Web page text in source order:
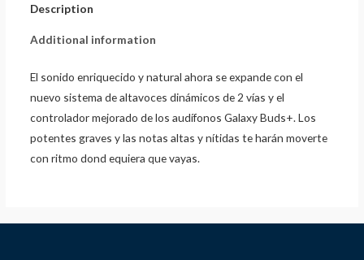
Description
Additional information
El sonido enriquecido y natural ahora se expande con el
nuevo sistema de altavoces dinámicos de 2 vías y el
controlador mejorado de los audífonos Galaxy Buds+. Los
potentes graves y las notas altas y nítidas te harán moverte
con ritmo dond equiera que vayas.